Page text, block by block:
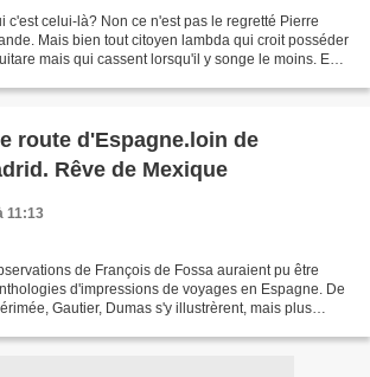
c'est celui-là? Non ce n'est pas le regretté Pierre
Mais bien tout citoyen lambda qui croit posséder
mais qui cassent lorsqu'il y songe le moins. En
route d'Espagne.loin de
Rêve de Mexique
11:13
de François de Fossa auraient pu être
d'impressions de voyages en Espagne. De
Gautier, Dumas s'y illustrèrent, mais plus